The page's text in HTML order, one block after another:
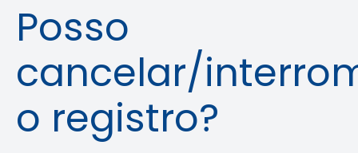
Posso
cancelar/
o registro?